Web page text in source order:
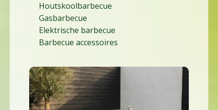
Houtskoolbarbecue
Gasbarbecue
Elektrische barbecue
Barbecue accessoires